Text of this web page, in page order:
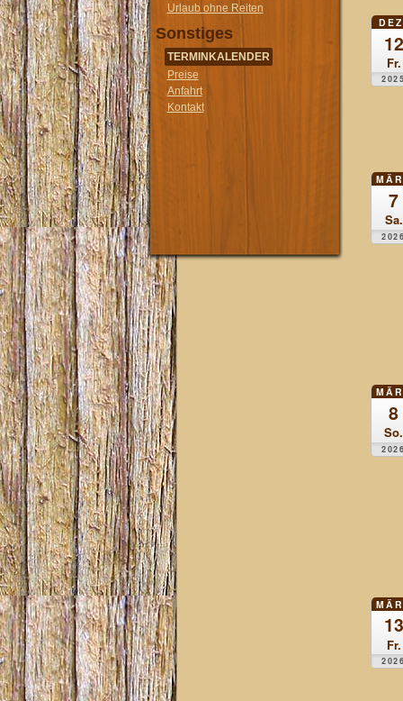
Urlaub ohne Reiten
Sonstiges
TERMINKALENDER
Preise
Anfahrt
Kontakt
12
Fr.
7
Sa.
8
So.
13
Fr.